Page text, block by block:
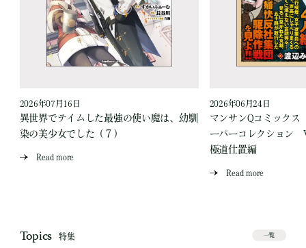
2026年07月16日
異世界でテイムした最強の使い魔は、幼馴
染の美少女でした（７）
Read more
2026年06月24日
マンサンQコミック
ーパーコレクション
極道仕置編
Read more
Topics 特集 一覧